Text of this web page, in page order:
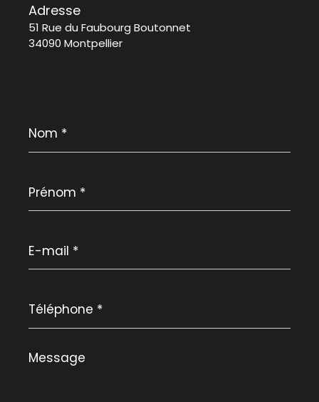
Adresse
51 Rue du Faubourg Boutonnet
34090 Montpellier
*
*
mail
*
*
Message
*